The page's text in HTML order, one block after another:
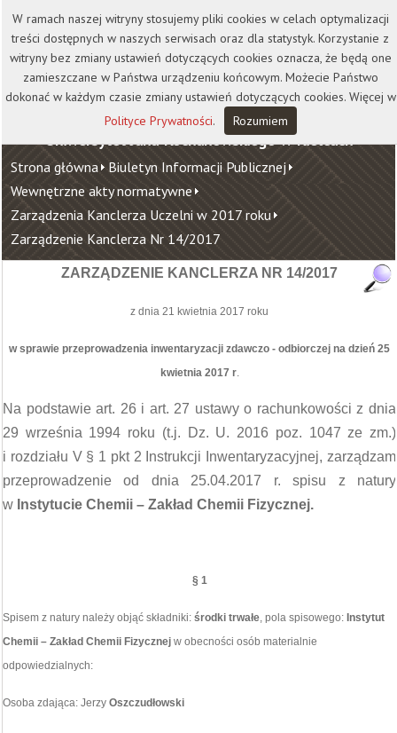
Kontakt Biblioteka
Wydawnictwo
Wirtualna Uczelnia
Uniwersytet Jana Kochanowskiego w Kielcach
Strona główna Biuletyn Informacji Publicznej
Wewnętrzne akty normatywne
Zarządzenia Kanclerza Uczelni w 2017 roku
Zarządzenie Kanclerza Nr 14/2017
ZARZĄDZENIE KANCLERZA NR 14/2017
z dnia 21 kwietnia 2017 roku
w sprawie przeprowadzenia inwentaryzacji zdawczo - odbiorczej na dzień 25
kwietnia 2017 r.
Na podstawie art. 26 i art. 27 ustawy o rachunkowości z dnia
29 września 1994 roku (t.j. Dz. U. 2016 poz. 1047 ze zm.)
i rozdziału V § 1 pkt 2 Instrukcji Inwentaryzacyjnej, zarządzam
przeprowadzenie od dnia 25.04.2017 r. spisu z natury
w Instytucie Chemii – Zakład Chemii Fizycznej.
§ 1
Spisem z natury należy objąć składniki: środki trwałe, pola spisowego: Instytut
Chemii – Zakład Chemii Fizycznej w obecności osób materialnie
odpowiedzialnych:
Osoba zdająca: Jerzy Oszczudłowski
W ramach naszej witryny stosujemy pliki cookies w celach optymalizacji
treści dostępnych w naszych serwisach oraz dla statystyk. Korzystanie z
witryny bez zmiany ustawień dotyczących cookies oznacza, że będą one
zamieszczane w Państwa urządzeniu końcowym. Możecie Państwo
dokonać w każdym czasie zmiany ustawień dotyczących cookies. Więcej w
Polityce Prywatności. Rozumiem